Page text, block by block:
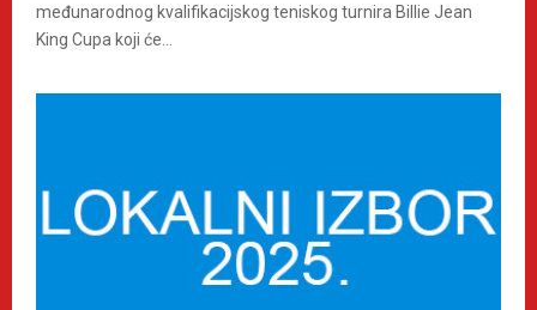
međunarodnog kvalifikacijskog teniskog turnira Billie Jean
King Cupa koji će...